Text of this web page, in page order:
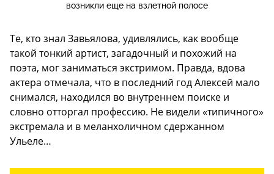
возникли еще на взлетной полосе
Те, кто знал Завьялова, удивлялись, как вообще
такой тонкий артист, загадочный и похожий на
поэта, мог заниматься экстримом. Правда, вдова
актера отмечала, что в последний год Алексей мало
снимался, находился во внутреннем поиске и
словно отторгал профессию. Не видели «типичного»
экстремала и в меланхоличном сдержанном
Ульеле…